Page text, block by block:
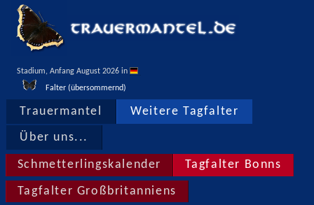
Stadium, Anfang August 2026 in
Falter (übersommernd)
Trauermantel Weitere Tagfalter
Über uns...
Schmetterlingskalender Tagfalter Bonns
Tagfalter Großbritanniens